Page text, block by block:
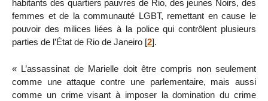
habitants des quartiers pauvres de Rio, des jeunes Noirs, des
femmes et de la communauté LGBT, remettant en cause le
pouvoir des milices liées à la police qui contrôlent plusieurs
parties de l’État de Rio de Janeiro [2].
« L’assassinat de Marielle doit être compris non seulement
comme une attaque contre une parlementaire, mais aussi
comme un crime visant à imposer la domination du crime